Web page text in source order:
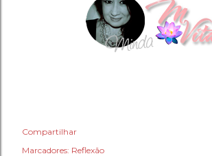
Compartilhar
Marcadores: Reflexão